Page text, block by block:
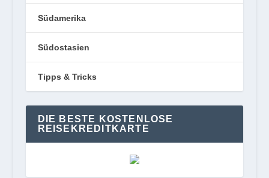
Südamerika
Südostasien
Tipps & Tricks
DIE BESTE KOSTENLOSE
REISEKREDITKARTE